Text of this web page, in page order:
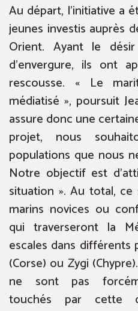
Au départ, l’initiative a
jeunes investis auprès
Orient. Ayant le
d’envergure, ils ont
rescousse. « Le
médiatisé », poursuit
assure donc une
projet, nous
populations que nous
Notre objectif est
situation ». Au total,
marins novices ou
qui traverseront la
escales dans
(Corse) ou Zygi
ne sont pas
touchés par cette